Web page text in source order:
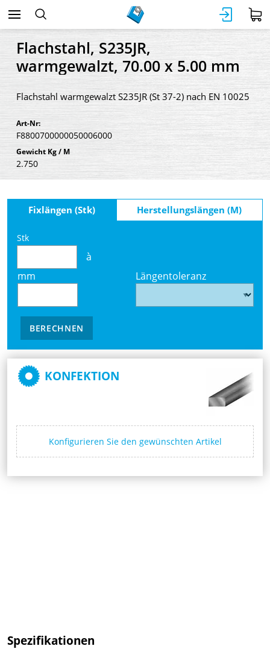
Flachstahl, S235JR,
warmgewalzt, 70.00 x 5.00 mm
Flachstahl warmgewalzt S235JR (St 37-2) nach EN 10025
Art-Nr:
F8800700000050006000
Gewicht Kg / M
2.750
Fixlängen (Stk) Herstellungslängen (M)
Stk
à
mm
Längentoleranz
BERECHNEN
KONFEKTION
Konfigurieren Sie den gewünschten Artikel
Spezifikationen